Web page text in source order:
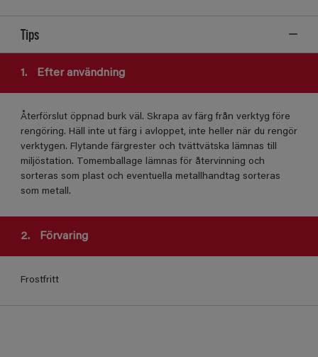
Tips
1. Efter användning
Återförslut öppnad burk väl. Skrapa av färg från verktyg före
rengöring. Häll inte ut färg i avloppet, inte heller när du rengör
verktygen. Flytande färgrester och tvättvätska lämnas till
miljöstation. Tomemballage lämnas för återvinning och
sorteras som plast och eventuella metallhandtag sorteras
som metall.
2. Förvaring
Frostfritt